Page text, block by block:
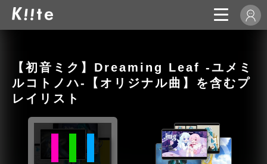
【初音ミク】Dreaming Leaf -ユメミ
ルコトノハ-【オリジナル曲】を含むプ
レイリスト